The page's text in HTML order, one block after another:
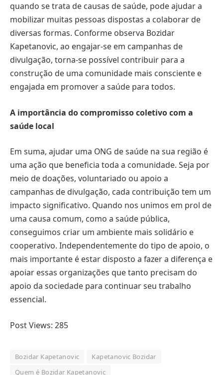
quando se trata de causas de saúde, pode ajudar a
mobilizar muitas pessoas dispostas a colaborar de
diversas formas. Conforme observa Bozidar
Kapetanovic, ao engajar-se em campanhas de
divulgação, torna-se possível contribuir para a
construção de uma comunidade mais consciente e
engajada em promover a saúde para todos.
A importância do compromisso coletivo com a
saúde local
Em suma, ajudar uma ONG de saúde na sua região é
uma ação que beneficia toda a comunidade. Seja por
meio de doações, voluntariado ou apoio a
campanhas de divulgação, cada contribuição tem um
impacto significativo. Quando nos unimos em prol de
uma causa comum, como a saúde pública,
conseguimos criar um ambiente mais solidário e
cooperativo. Independentemente do tipo de apoio, o
mais importante é estar disposto a fazer a diferença e
apoiar essas organizações que tanto precisam do
apoio da sociedade para continuar seu trabalho
essencial.
Post Views: 285
Bozidar Kapetanovic
Kapetanovic Bozidar
Quem é Bozidar Kapetanovic